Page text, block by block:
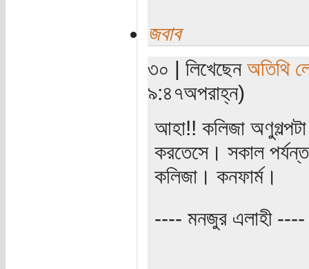
জবাব
৩০ | লিখেছেন অতিথি
৯:৪৭অপরাহ্ন)
আহা!! কলিজা
করতেসে। সকাল
কলিজা। কনফার্ম।
---- মনজুর এলাহী ----